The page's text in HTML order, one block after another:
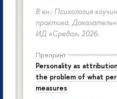
В кн.: Психология
практика.
ИД «Среда», 2026.
Препринт
Personality as
the problem of what
measures